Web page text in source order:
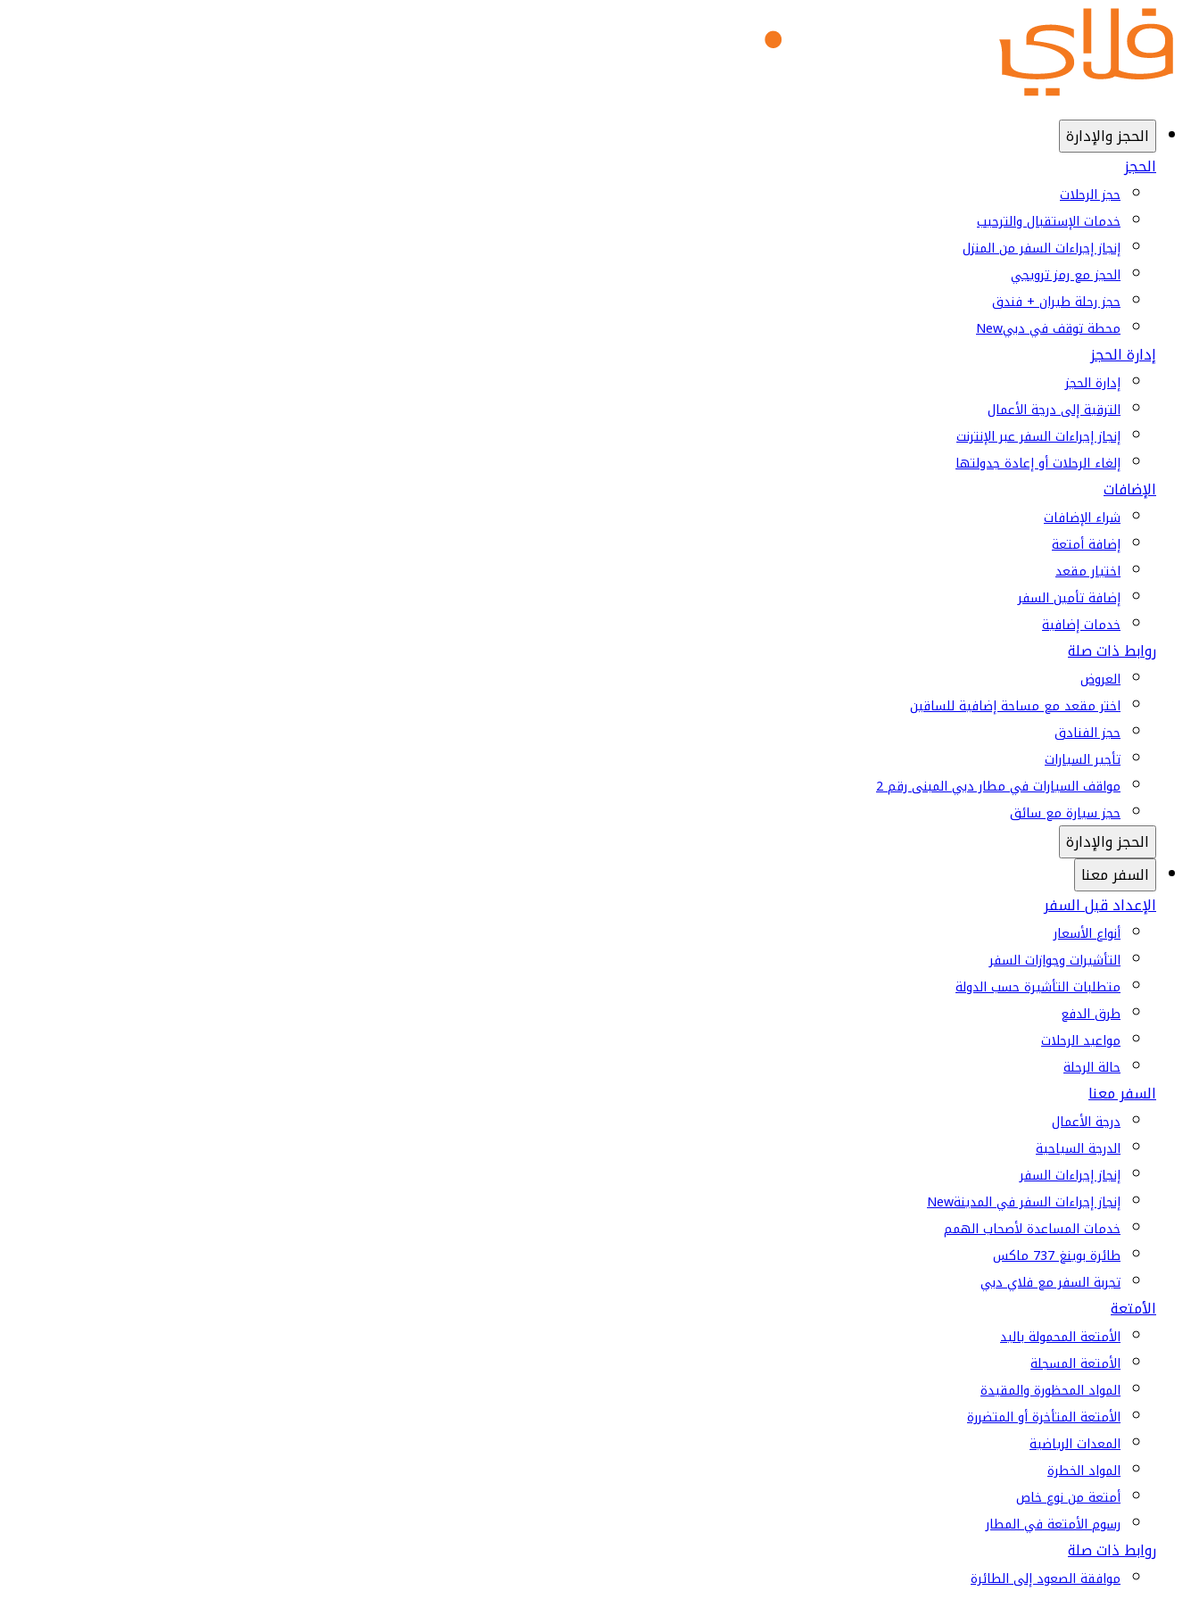
الحجز والإدارة
الحجز
حجز الرحلات
خدمات الإستقبال والترحيب
إنجاز إجراءات السفر من المنزل
الحجز مع رمز ترويجي
حجز رحلة طيران + فندق
محطة توقف في دبيNew
إدارة الحجز
إدارة الحجز
الترقية إلى درجة الأعمال
إنجاز إجراءات السفر عبر الإنترنت
إلغاء الرحلات أو إعادة جدولتها
الإضافات
شراء الإضافات
إضافة أمتعة
اختيار مقعد
إضافة تأمين السفر
خدمات إضافية
روابط ذات صلة
العروض
اختر مقعد مع مساحة إضافية للساقين
حجز الفنادق
تأجير السيارات
مواقف السيارات في مطار دبي المبنى رقم 2
حجز سيارة مع سائق
الحجز والإدارة
السفر معنا
الإعداد قبل السفر
أنواع الأسعار
التأشيرات وجوازات السفر
متطلبات التأشيرة حسب الدولة
طرق الدفع
مواعيد الرحلات
حالة الرحلة
السفر معنا
درجة الأعمال
الدرجة السياحية
إنجاز إجراءات السفر
إنجاز إجراءات السفر في المدينةNew
خدمات المساعدة لأصحاب الهمم
طائرة بوينغ 737 ماكس
تجربة السفر مع فلاي دبي
الأمتعة
الأمتعة المحمولة باليد
الأمتعة المسجلة
المواد المحظورة والمقيدة
الأمتعة المتأخرة أو المتضررة
المعدات الرياضية
المواد الخطرة
أمتعة من نوع خاص
رسوم الأمتعة في المطار
روابط ذات صلة
موافقة الصعود إلى الطائرة